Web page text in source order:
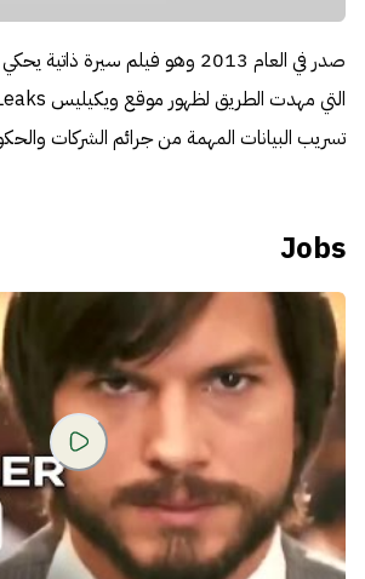
صدر في العام 2013 وهو فيلم سيرة
التي مهدت الطريق لظهور موقع ويكيليس
تسريب البيانات المهمة من جرائم الشركات
Jobs